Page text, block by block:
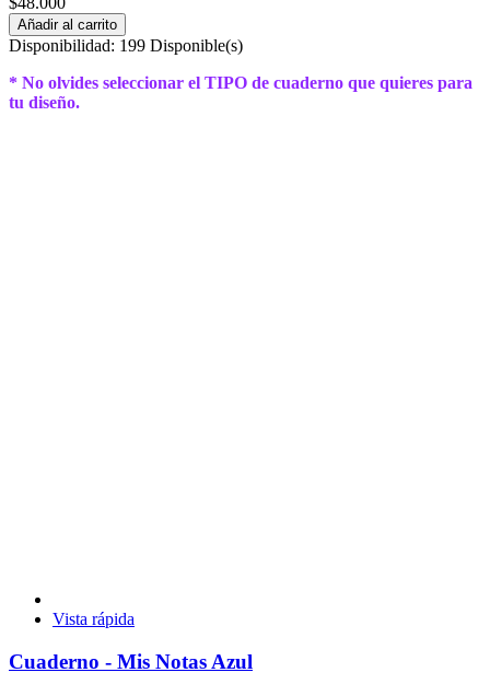
Añadir al carrito
Disponibilidad: 199 Disponible(s)
* No olvides seleccionar el TIPO de cuaderno que quieres para
tu diseño.
Vista rápida
Cuaderno - Mis Notas Azul